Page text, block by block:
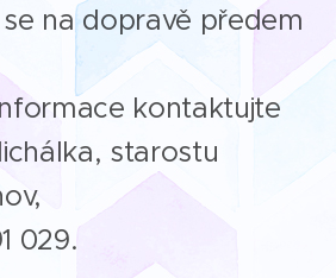
na dopravě předem
kontaktujte
starostu
029.